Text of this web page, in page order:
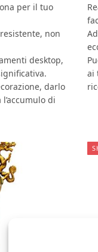
per il tuo
non
desktop,
darlo
di
ai